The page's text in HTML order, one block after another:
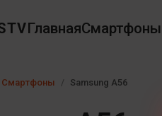
ГлавнаяСмартфоны
Смартфоны Samsung A56